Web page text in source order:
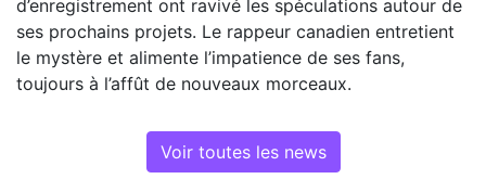
d’enregistrement ont ravivé les spéculations autour de
ses prochains projets. Le rappeur canadien entretient
le mystère et alimente l’impatience de ses fans,
toujours à l’affût de nouveaux morceaux.
Voir toutes les news